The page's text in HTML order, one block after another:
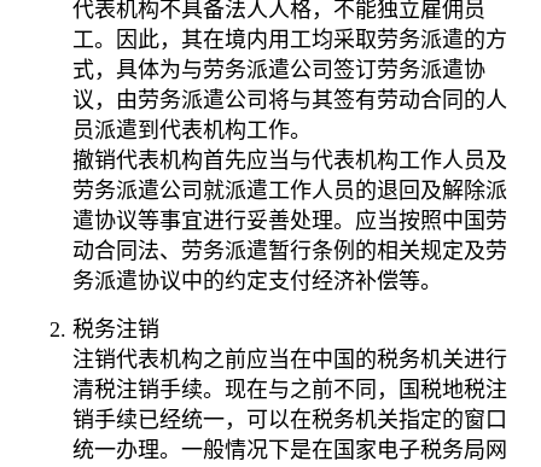
代表机构不具备法人人格，不能独立雇佣员
工。因此，其在境内用工均采取劳务派遣的方
式，具体为与劳务派遣公司签订劳务派遣协
议，由劳务派遣公司将与其签有劳动合同的人
员派遣到代表机构工作。
撤销代表机构首先应当与代表机构工作人员及
劳务派遣公司就派遣工作人员的退回及解除派
遣协议等事宜进行妥善处理。应当按照中国劳
动合同法、劳务派遣暂行条例的相关规定及劳
务派遣协议中的约定支付经济补偿等。
税务注销
注销代表机构之前应当在中国的税务机关进行
清税注销手续。现在与之前不同，国税地税注
销手续已经统一，可以在税务机关指定的窗口
统一办理。一般情况下是在国家电子税务局网